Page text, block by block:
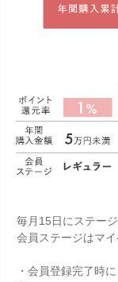
毎月15日にステー
会員ステージはマ
・会員登録完了時